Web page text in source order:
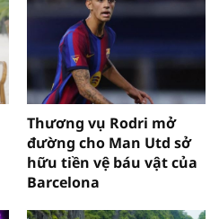
Thương vụ Rodri mở
đường cho Man Utd sở
hữu tiền vệ báu vật của
Barcelona